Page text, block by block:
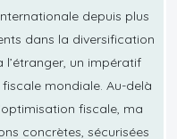
depuis plus
dans la diversification
un impératif
mondiale. Au-delà
fiscale, ma
concrètes, sécurisées